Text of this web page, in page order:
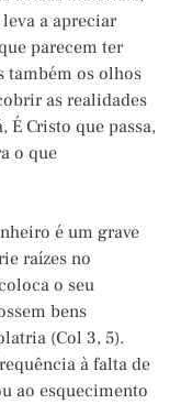
a apreciar
parecem ter
também os olhos
as realidades
É Cristo que passa,
o que
é um grave
raízes no
o seu
bens
(Col 3, 5).
à falta de
ao esquecimento